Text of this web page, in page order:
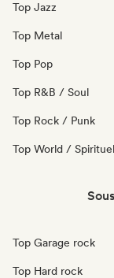
Top Jazz
Top Metal
Top Pop
Top R&B / Soul
Top Rock / Punk
Top World / Spirituel
Top Garage rock
Top Hard rock